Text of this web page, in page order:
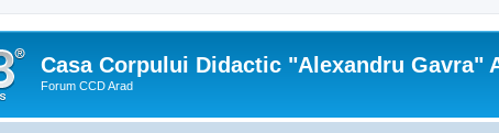
Casa Corpului Didactic "Alexandru Gavra"
Forum CCD Arad